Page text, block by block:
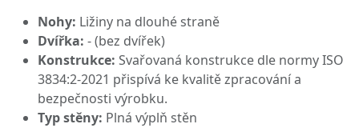
Nohy: Ližiny na dlouhé straně
Dvířka: - (bez dvířek)
Konstrukce: Svařovaná konstrukce dle normy ISO
3834:2-2021 přispívá ke kvalitě zpracování a
bezpečnosti výrobku.
Typ stěny: Plná výplň stěn